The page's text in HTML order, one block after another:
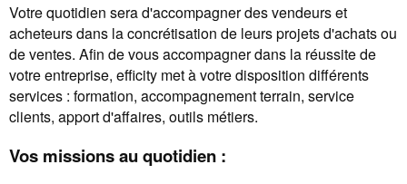
Votre quotidien sera d'accompagner des vendeurs et
acheteurs dans la concrétisation de leurs projets d'achats ou
de ventes. Afin de vous accompagner dans la réussite de
votre entreprise, efficity met à votre disposition différents
services : formation, accompagnement terrain, service
clients, apport d'affaires, outils métiers.
Vos missions au quotidien :